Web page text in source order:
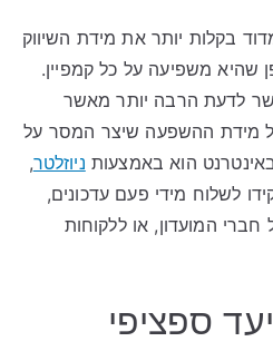
בקלות יותר את מידת השיווק
שהיא משפיעה על כל קמפיין.
לדעת הרבה יותר מאשר
מידת ההשפעה שיצר המסר על
הוא באמצעות ניוזלטר,
לשלוח מידי פעם עדכונים,
חברי המועדון, או ללקוחות
ספציפי